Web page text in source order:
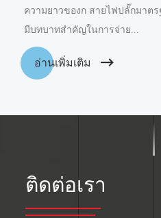
ความยาวของก สายไฟปลั๊กมาต
มีบทบาทสำคัญในการจ่าย...
อ่านเพิ่มเติม
ติดต่อเรา